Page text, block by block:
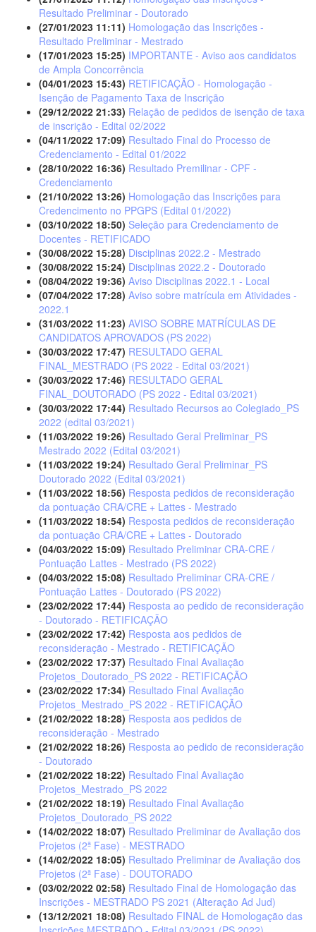
Resultado Preliminar - Doutorado
(27/01/2023 11:11) Homologação das Inscrições -
Resultado Preliminar - Mestrado
(17/01/2023 15:25) IMPORTANTE - Aviso aos candidatos
de Ampla Concorrência
(04/01/2023 15:43) RETIFICAÇÃO - Homologação -
Isenção de Pagamento Taxa de Inscrição
(29/12/2022 21:33) Relação de pedidos de isenção de taxa
de inscrição - Edital 02/2022
(04/11/2022 17:09) Resultado Final do Processo de
Credenciamento - Edital 01/2022
(28/10/2022 16:36) Resultado Premilinar - CPF -
Credenciamento
(21/10/2022 13:26) Homologação das Inscrições para
Credencimento no PPGPS (Edital 01/2022)
(03/10/2022 18:50) Seleção para Credenciamento de
Docentes - RETIFICADO
(30/08/2022 15:28) Disciplinas 2022.2 - Mestrado
(30/08/2022 15:24) Disciplinas 2022.2 - Doutorado
(08/04/2022 19:36) Aviso Disciplinas 2022.1 - Local
(07/04/2022 17:28) Aviso sobre matrícula em Atividades -
2022.1
(31/03/2022 11:23) AVISO SOBRE MATRÍCULAS DE
CANDIDATOS APROVADOS (PS 2022)
(30/03/2022 17:47) RESULTADO GERAL
FINAL_MESTRADO (PS 2022 - Edital 03/2021)
(30/03/2022 17:46) RESULTADO GERAL
FINAL_DOUTORADO (PS 2022 - Edital 03/2021)
(30/03/2022 17:44) Resultado Recursos ao Colegiado_PS
2022 (edital 03/2021)
(11/03/2022 19:26) Resultado Geral Preliminar_PS
Mestrado 2022 (Edital 03/2021)
(11/03/2022 19:24) Resultado Geral Preliminar_PS
Doutorado 2022 (Edital 03/2021)
(11/03/2022 18:56) Resposta pedidos de reconsideração
da pontuação CRA/CRE + Lattes - Mestrado
(11/03/2022 18:54) Resposta pedidos de reconsideração
da pontuação CRA/CRE + Lattes - Doutorado
(04/03/2022 15:09) Resultado Preliminar CRA-CRE /
Pontuação Lattes - Mestrado (PS 2022)
(04/03/2022 15:08) Resultado Preliminar CRA-CRE /
Pontuação Lattes - Doutorado (PS 2022)
(23/02/2022 17:44) Resposta ao pedido de reconsideração
- Doutorado - RETIFICAÇÃO
(23/02/2022 17:42) Resposta aos pedidos de
reconsideração - Mestrado - RETIFICAÇÃO
(23/02/2022 17:37) Resultado Final Avaliação
Projetos_Doutorado_PS 2022 - RETIFICAÇÃO
(23/02/2022 17:34) Resultado Final Avaliação
Projetos_Mestrado_PS 2022 - RETIFICAÇÃO
(21/02/2022 18:28) Resposta aos pedidos de
reconsideração - Mestrado
(21/02/2022 18:26) Resposta ao pedido de reconsideração
- Doutorado
(21/02/2022 18:22) Resultado Final Avaliação
Projetos_Mestrado_PS 2022
(21/02/2022 18:19) Resultado Final Avaliação
Projetos_Doutorado_PS 2022
(14/02/2022 18:07) Resultado Preliminar de Avaliação dos
Projetos (2ª Fase) - MESTRADO
(14/02/2022 18:05) Resultado Preliminar de Avaliação dos
Projetos (2ª Fase) - DOUTORADO
(03/02/2022 02:58) Resultado Final de Homologação das
Inscrições - MESTRADO PS 2021 (Alteração Ad Jud)
(13/12/2021 18:08) Resultado FINAL de Homologação das